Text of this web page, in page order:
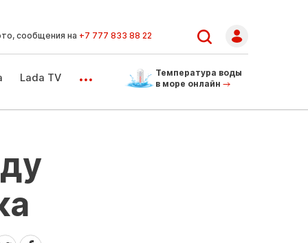
сообщения на +7 777 833 88 22
Lada TV ...
Температура воды
в море онлайн